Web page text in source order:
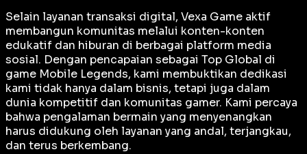
Selain layanan transaksi digital, Vexa Game aktif
membangun komunitas melalui konten-konten
edukatif dan hiburan di berbagai platform media
sosial. Dengan pencapaian sebagai Top Global di
game Mobile Legends, kami membuktikan dedikasi
kami tidak hanya dalam bisnis, tetapi juga dalam
dunia kompetitif dan komunitas gamer. Kami percaya
bahwa pengalaman bermain yang menyenangkan
harus didukung oleh layanan yang andal, terjangkau,
dan terus berkembang.